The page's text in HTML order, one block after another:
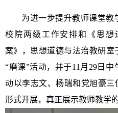
为进一步提升教师课堂教
校院两级工作安排和《思想
案》，思想道德与法治教研
“磨课”活动，并于11月29日
动以李志文、杨瑞和党旭豪三
形式开展，真正展示教师教学